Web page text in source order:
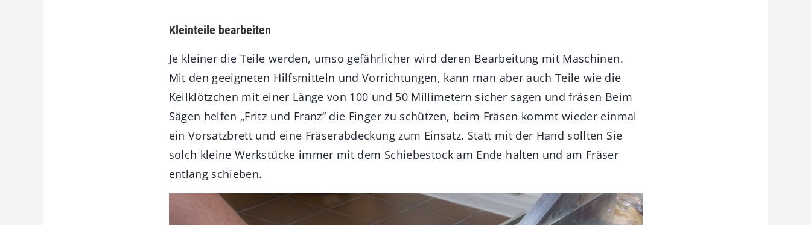
Kleinteile bearbeiten
Je kleiner die Teile werden, umso gefährlicher wird deren Bearbeitung mit Maschinen.
Mit den geeigneten Hilfsmitteln und Vorrichtungen, kann man aber auch Teile wie die
Keilklötzchen mit einer Länge von 100 und 50 Millimetern sicher sägen und fräsen Beim
Sägen helfen „Fritz und Franz” die Finger zu schützen, beim Fräsen kommt wieder einmal
ein Vorsatzbrett und eine Fräserabdeckung zum Einsatz. Statt mit der Hand sollten Sie
solch kleine Werkstücke immer mit dem Schiebestock am Ende halten und am Fräser
entlang schieben.